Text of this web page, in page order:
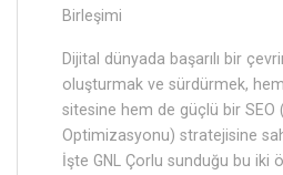
Birleşimi
Dijital dünyada başarılı bir
oluşturmak ve sürdürmek,
sitesine hem de güçlü bir
Optimizasyonu) stratejisine
İşte GNL Çorlu‎ sunduğu bu iki